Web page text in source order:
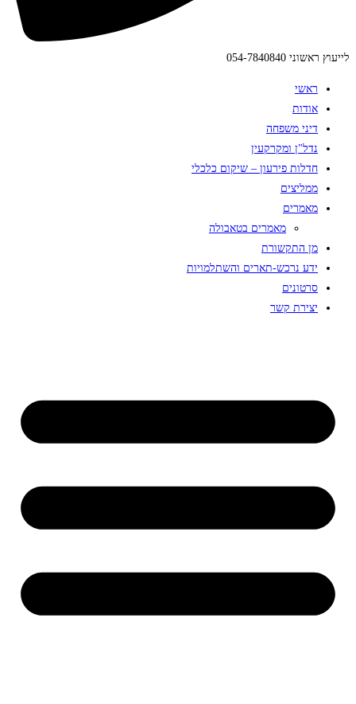
לייעוץ ראשוני 054-7840840
ראשי
אודות
דיני משפחה
נדל"ן ומקרקעין
חדלות פירעון – שיקום כלכלי
ממליצים
מאמרים
מאמרים בטאבולה
מן התקשורת
ידע נרכש-תארים והשתלמויות
סרטונים
יצירת קשר